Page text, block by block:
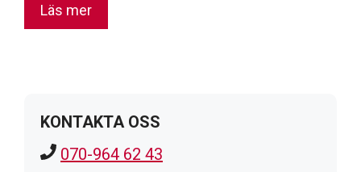
Läs mer
KONTAKTA OSS
070-964 62 43